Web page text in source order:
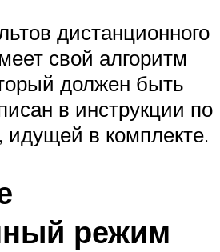
дистанционного
свой алгоритм
должен быть
в инструкции по
идущей в комплекте.
режим